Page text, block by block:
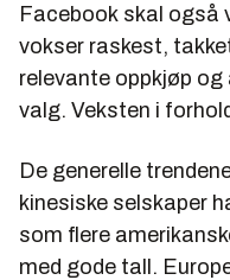
Facebook skal også
vokser raskest,
relevante oppkjøp
valg. Veksten i
De generelle
kinesiske selskaper
som flere
med gode tall.